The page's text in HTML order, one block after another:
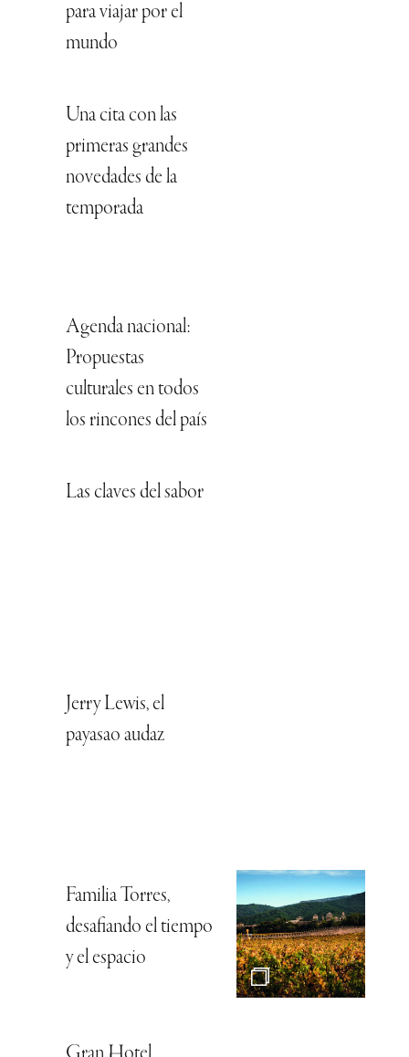
para viajar por el
mundo
Una cita con las
primeras grandes
novedades de la
temporada
Agenda nacional:
Propuestas
culturales en todos
los rincones del país
Las claves del sabor
Jerry Lewis, el
payasao audaz
Familia Torres,
desafiando el tiempo
y el espacio